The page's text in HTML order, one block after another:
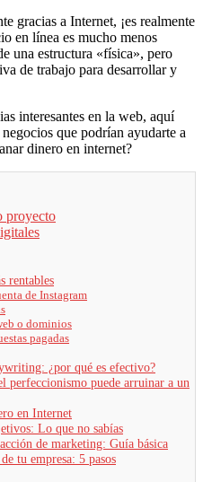
gracias a Internet, ¡es realmente
en línea es mucho menos
una estructura «física», pero
de trabajo para desarrollar y
interesantes en la web, aquí
que podrían ayudarte a
dinero en internet?
proyecto
rentables
de Instagram
o dominios
pagadas
¿por qué es efectivo?
perfeccionismo puede arruinar a un
en Internet
Lo que no sabías
de marketing: Guía básica
tu empresa: 5 pasos